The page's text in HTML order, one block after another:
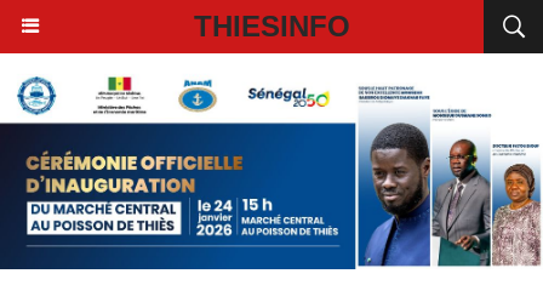
THIESINFO